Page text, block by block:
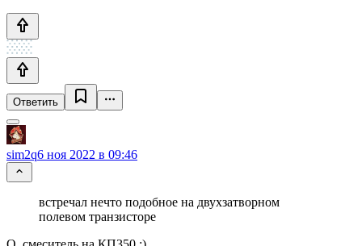
Ответить
sim2q6 ноя 2022 в 09:46
встречал нечто подобное на двухзатворном
полевом транзисторе